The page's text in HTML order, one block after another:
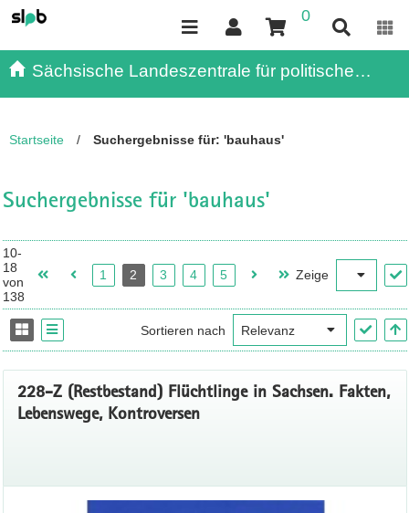
0
Sächsische Landeszentrale für politische
Startseite / Suchergebnisse für: 'bauhaus'
Suchergebnisse für 'bauhaus'
10-
18
von
138
1 2 3 4 5 Zeige
Sortieren nach
228-Z (Restbestand) Flüchtlinge in Sachsen. Fakten,
Lebenswege, Kontroversen